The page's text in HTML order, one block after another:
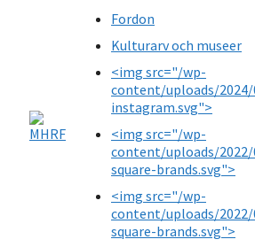
Fordon
Kulturarv och museer
<img src="/wp-
content/uploads/2024/
instagram.svg">
<img src="/wp-
content/uploads/
square-brands.svg">
<img src="/wp-
content/uploads/
square-brands.svg">